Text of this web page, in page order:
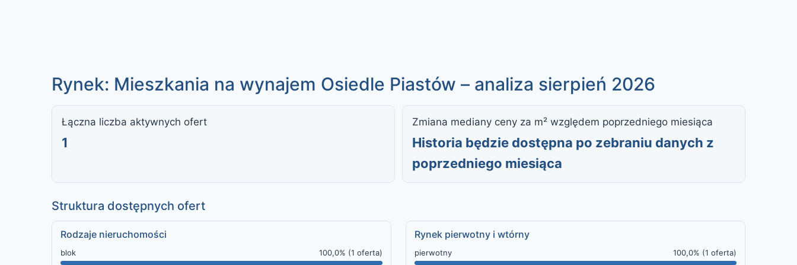
Rynek: Mieszkania na wynajem Osiedle Piastów – analiza sierpień 2026
Łączna liczba aktywnych ofert
1
Zmiana mediany ceny za m² względem poprzedniego miesiąca
Historia będzie dostępna po zebraniu danych z
poprzedniego miesiąca
Struktura dostępnych ofert
Rodzaje nieruchomości
blok 100,0% (1 oferta)
Rynek pierwotny i wtórny
pierwotny 100,0% (1 oferta)